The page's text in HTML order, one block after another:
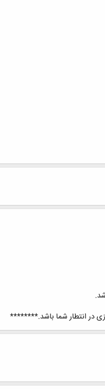
در انتطار شما باشد.********